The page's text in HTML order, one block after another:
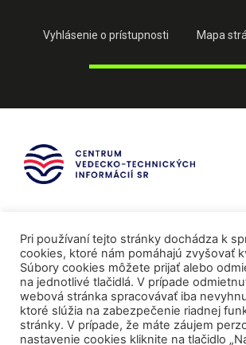
Vyhlásenie o prístupnosti Mapa
Pri používaní tejto stránky dochádza k
cookies, ktoré nám pomáhajú zvyšovať
Súbory cookies môžete prijať alebo
na jednotlivé tlačidlá. V prípade
webová stránka spracovávať iba
ktoré slúžia na zabezpečenie riadnej
stránky. V prípade, že máte záujem
nastavenie cookies kliknite na tlačidlo